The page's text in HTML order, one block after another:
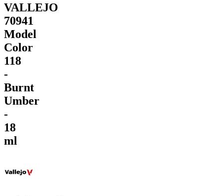
VALLEJO
70941
Model
Color
118
-
Burnt
Umber
-
18
ml